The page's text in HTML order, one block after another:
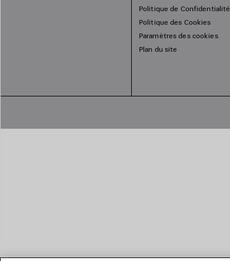
Politique de Confidentialité
Politique des Cookies
Paramètres des cookies
Plan du site